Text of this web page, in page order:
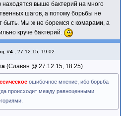
находятся выше бактерий на много
шагов, а потому борьбы не
быть. Мы ж не боремся с комарами, а
круче бактерий.
#4 27.12.15, 19:02
Славян @ 27.12.15, 18:25
ошибочное мнение, ибо борьба
происходит между равноценными